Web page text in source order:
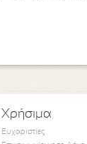
Χρήσιμα
Ευχαριστίες